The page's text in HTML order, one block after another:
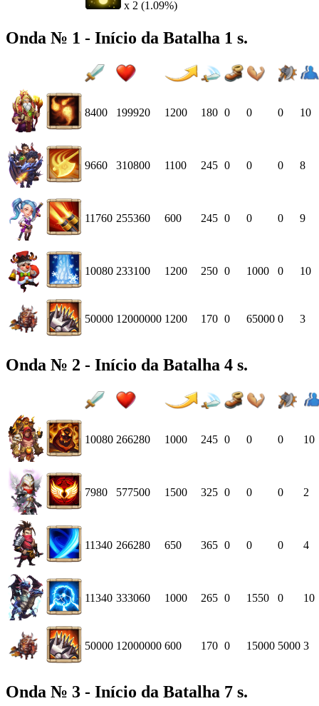
x 2 (1.09%)
Onda № 1 - Início da Batalha 1 s.
8400 199920 1200 180 0 0 0 10
9660 310800 1100 245 0 0 0 8
11760 255360 600 245 0 0 0 9
10080 233100 1200 250 0 1000 0 10
50000 12000000 1200 170 0 65000 0 3
Onda № 2 - Início da Batalha 4 s.
10080 266280 1000 245 0 0 0 10
7980 577500 1500 325 0 0 0 2
11340 266280 650 365 0 0 0 4
11340 333060 1000 265 0 1550 0 10
50000 12000000 600 170 0 15000 5000 3
Onda № 3 - Início da Batalha 7 s.